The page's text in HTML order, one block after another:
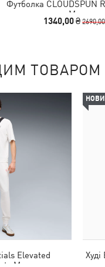
Футболка CLOUDSPUN
Men
1340,00 ₴
ТОВАРОМ
Elevated
Men